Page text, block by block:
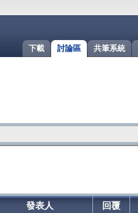
共筆系統
討論區
下載
發表人 回覆